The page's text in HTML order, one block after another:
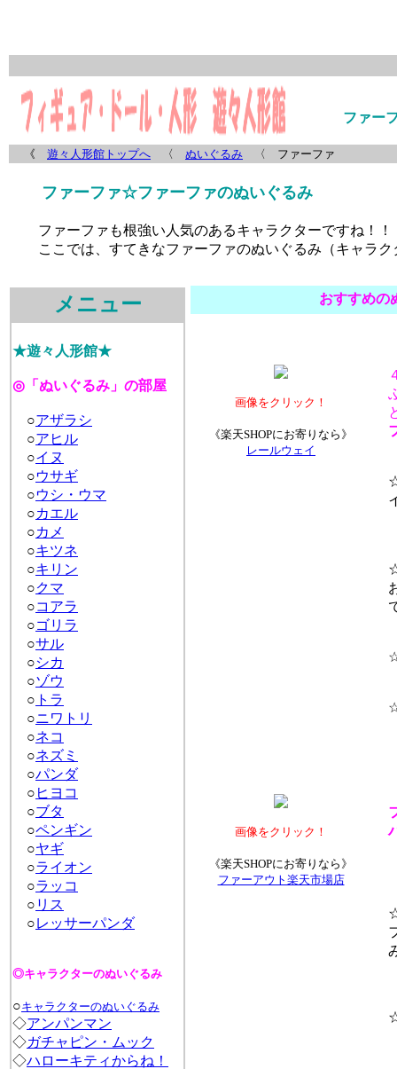
ファー
《 遊々人形館トップへ 〈 ぬいぐるみ 〈 ファーファ
ファーファ☆ファーファのぬいぐるみ
ファーファ も根強い人気のあるキャラクターですね！！
ここでは、すてきなファーファのぬいぐるみ （キャラ
おすすめの
☆
☆
☆
☆
画像をクリック！
《楽天SHOPにお寄りなら》
レールウェイ
☆
☆
画像をクリック！
《楽天SHOPにお寄りなら》
ファーアウト楽天市場店
メニュー
★遊々人形館★
◎「ぬいぐるみ」の部屋
○アザラシ
○アヒル
○イヌ
○ウサギ
○ウシ・ウマ
○カエル
○カメ
○キツネ
○キリン
○クマ
○コアラ
○ゴリラ
○サル
○シカ
○ゾウ
○ トラ
○ニワトリ
○ネコ
○ネズミ
○パンダ
○ ヒヨコ
○ブタ
○ペンギン
○ヤギ
○ライオン
○ラッコ
○ リス
○レッサーパンダ
◎キャラクターのぬいぐるみ
○キャラクターのぬいぐるみ
◇アンパンマン
◇ガチャピン・ムック
◇ハローキティからね！